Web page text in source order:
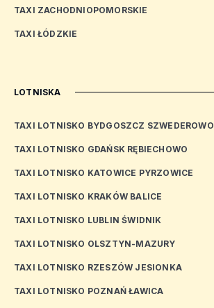
TAXI ZACHODNIOPOMORSKIE
TAXI ŁÓDZKIE
LOTNISKA
TAXI LOTNISKO BYDGOSZCZ SZWEDEROWO
TAXI LOTNISKO GDAŃSK RĘBIECHOWO
TAXI LOTNISKO KATOWICE PYRZOWICE
TAXI LOTNISKO KRAKÓW BALICE
TAXI LOTNISKO LUBLIN ŚWIDNIK
TAXI LOTNISKO OLSZTYN-MAZURY
TAXI LOTNISKO RZESZÓW JESIONKA
TAXI LOTNISKO POZNAŃ ŁAWICA